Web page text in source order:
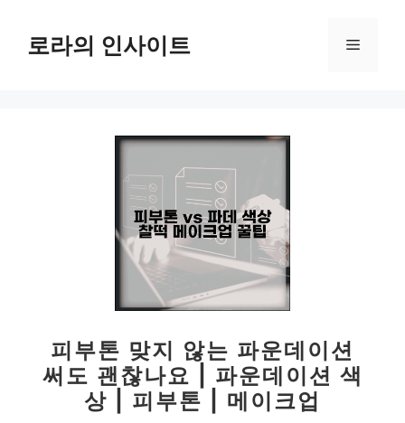
로라의 인사이트 메
피부톤 맞지 않는 파운데이션
써도 괜찮나요 | 파운데이션 색
상 | 피부톤 | 메이크업